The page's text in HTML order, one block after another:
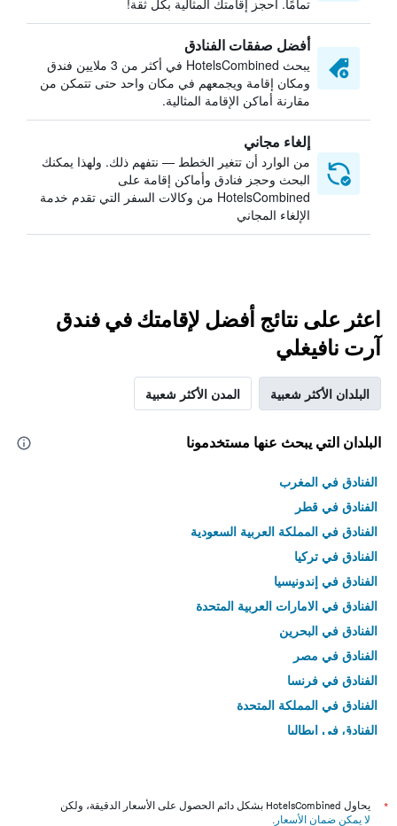
تمامًا. احجز إقامتك المثالية بكل ثقة!
أفضل صفقات الفنادق
يبحث HotelsCombined في أكثر من 3 ملايين فندق
ومكان إقامة ويجمعهم في مكان واحد حتى تتمكن من
مقارنة أماكن الإقامة المثالية.
إلغاء مجاني
من الوارد أن تتغير الخطط — نتفهم ذلك. ولهذا يمكنك
البحث وحجز فنادق وأماكن إقامة على
HotelsCombined من وكالات السفر التي تقدم خدمة
الإلغاء المجاني
اعثر على نتائج أفضل لإقامتك في فندق
آرت نافيغلي
البلدان الأكثر شعبية المدن الأكثر شعبية
البلدان التي يبحث عنها مستخدمونا
الفنادق في المغرب
الفنادق في قطر
الفنادق في المملكة العربية السعودية
الفنادق في تركيا
الفنادق في إندونيسيا
الفنادق في الامارات العربية المتحدة
الفنادق في البحرين
الفنادق في مصر
الفنادق في فرنسا
الفنادق في المملكة المتحدة
الفنادق في إيطاليا
*
يحاول HotelsCombined بشكل دائم الحصول على الأسعار الدقيقة، ولكن
لا يمكن ضمان الأسعار .